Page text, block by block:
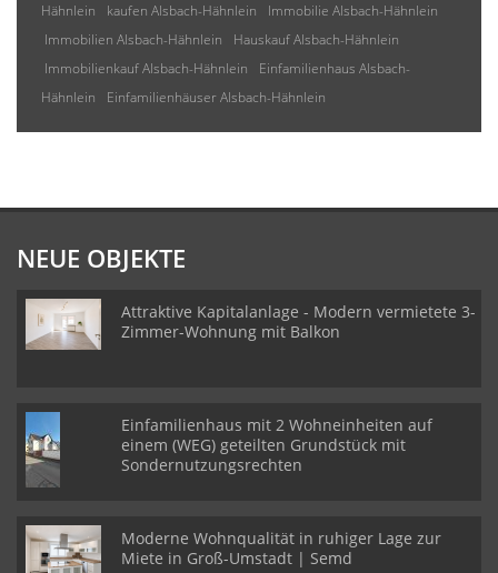
Hähnlein
kaufen Alsbach-Hähnlein
Immobilie Alsbach-Hähnlein
Immobilien Alsbach-Hähnlein
Hauskauf Alsbach-Hähnlein
Immobilienkauf Alsbach-Hähnlein
Einfamilienhaus Alsbach-
Hähnlein
Einfamilienhäuser Alsbach-Hähnlein
NEUE OBJEKTE
Attraktive Kapitalanlage - Modern vermietete 3-
Zimmer-Wohnung mit Balkon
Einfamilienhaus mit 2 Wohneinheiten auf
einem (WEG) geteilten Grundstück mit
Sondernutzungsrechten
Moderne Wohnqualität in ruhiger Lage zur
Miete in Groß-Umstadt | Semd